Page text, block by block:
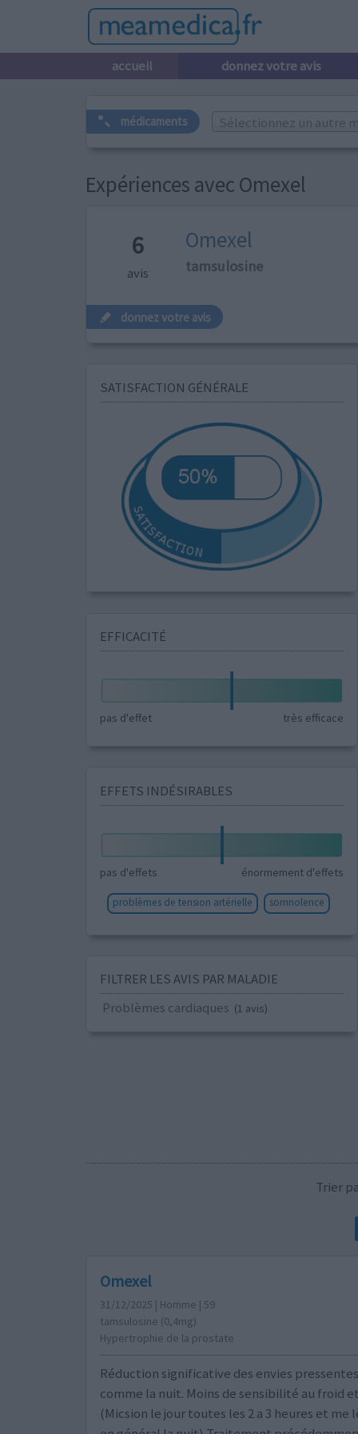
accueil donnez votre avis
médicaments Sélectionnez un autre
Expériences avec Omexel
6
avis
Omexel
tamsulosine
donnez votre avis
SATISFACTION GÉNÉRALE
EFFICACITÉ
pas d'effet très efficace
EFFETS INDÉSIRABLES
pas d'effets énormement d'effets
problèmes de tension artérielle somnolence
FILTRER LES AVIS PAR MALADIE
Problèmes cardiaques (1 avis)
Trier
Omexel
31/12/2025 | Homme | 59
tamsulosine (0,4mg)
Hypertrophie de la prostate
Réduction significative des envies
comme la nuit. Moins de sensibilité au froid
(Micsion le jour toutes les 2 a 3 heures et me